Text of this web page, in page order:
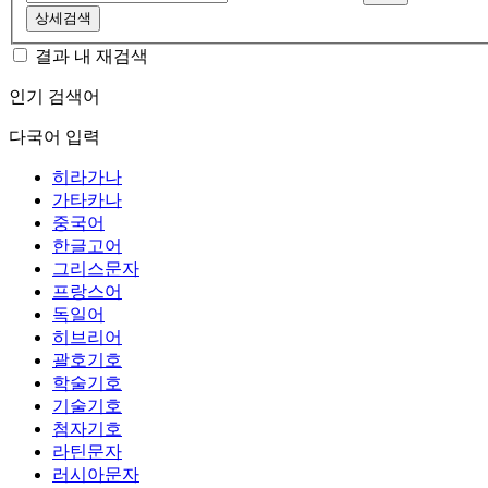
상세검색
결과 내 재검색
인기 검색어
다국어 입력
히라가나
가타카나
중국어
한글고어
그리스문자
프랑스어
독일어
히브리어
괄호기호
학술기호
기술기호
첨자기호
라틴문자
러시아문자